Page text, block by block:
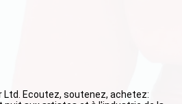
Ltd. Ecoutez, soutenez, achetez: